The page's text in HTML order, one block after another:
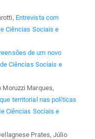
Entrevista com
Ciências Sociais e
de um novo
Ciências Sociais e
Moruzzi Marques,
territorial nas políticas
Ciências Sociais e
Prates, Júlio